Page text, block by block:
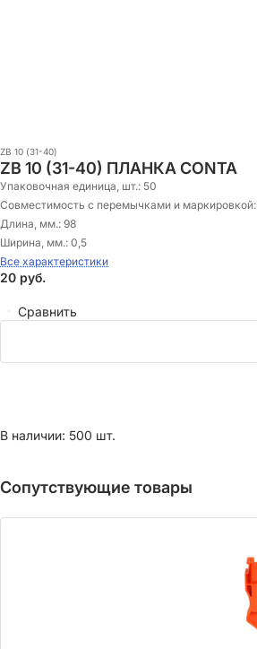
ZB 10 (31-40)
ZB 10 (31-40) ПЛАНКА CONTA
Упаковочная единица, шт.: 50
Совместимость с перемычками и маркировкой:
Длина, мм.: 98
Ширина, мм.: 0,5
Все характеристики
20 руб.
Сравнить
В наличии: 500 шт.
Сопутствующие товары